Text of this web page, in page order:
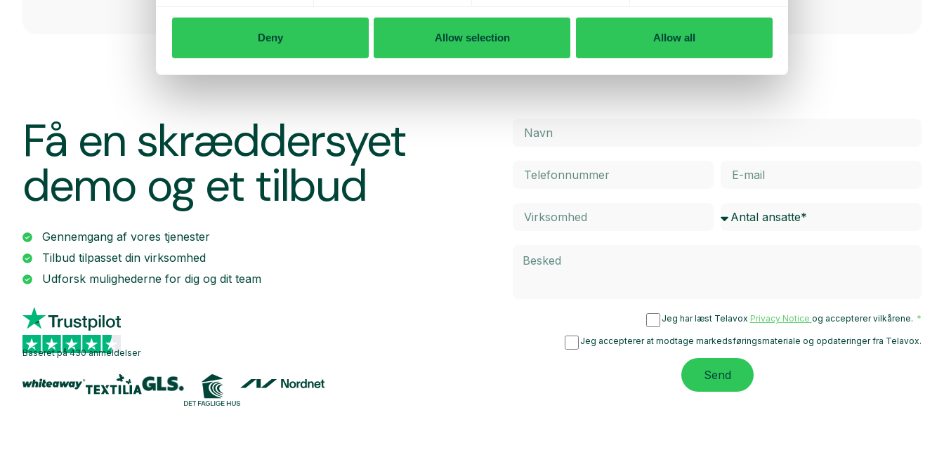
Deny Allow selection Allow all
Få en skræddersyet
demo og et tilbud
Gennemgang af vores tjenester
Tilbud tilpasset din virksomhed
Udforsk mulighederne for dig og dit team
Baseret på 430 anmeldelser
Jeg har læst Telavox Privacy Notice og accepterer vilkårene.
Jeg accepterer at modtage markedsføringsmateriale og opdateringer fra Telavox.
Send